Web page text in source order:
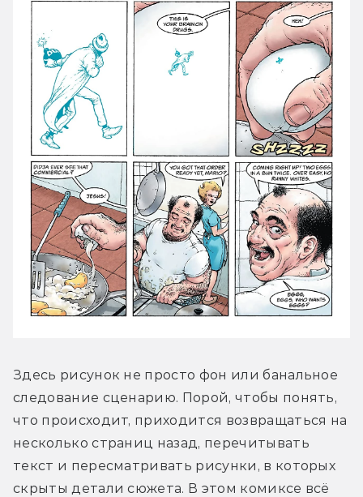
Здесь рисунок не просто фон или банальное
следование сценарию. Порой, чтобы понять,
что происходит, приходится возвращаться на
несколько страниц назад, перечитывать
текст и пересматривать рисунки, в которых
скрыты детали сюжета. В этом комиксе всё